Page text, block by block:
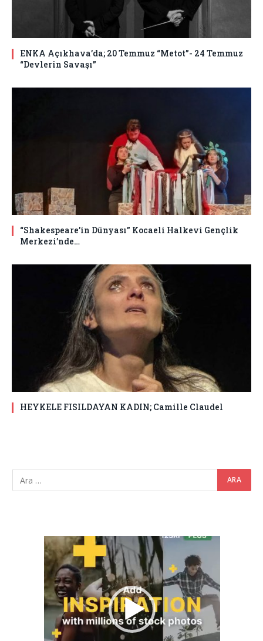
ENKA Açıkhava’da; 20 Temmuz “Metot”- 24 Temmuz
“Devlerin Savaşı”
“Shakespeare’in Dünyası” Kocaeli Halkevi Gençlik
Merkezi’nde…
HEYKELE FISILDAYAN KADIN; Camille Claudel
Video
oynatıcı